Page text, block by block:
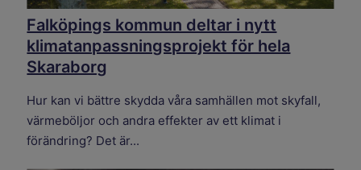
Falköpings kommun deltar i nytt
klimatanpassningsprojekt för hela
Skaraborg
Hur kan vi bättre skydda våra samhällen mot skyfall,
värmeböljor och andra effekter av ett klimat i
förändring? Det är...